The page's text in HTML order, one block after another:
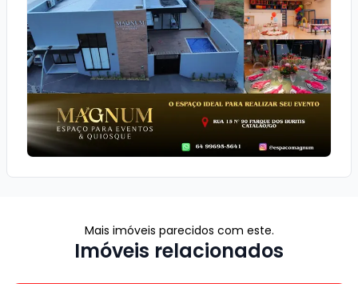
Mais imóveis parecidos com este.
Imóveis relacionados